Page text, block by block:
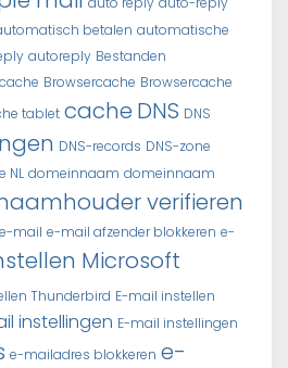
betalen automatische
autoreply Bestanden
Browsercache Browsercache
tablet cache DNS DNS
DNS-records DNS-zone
NL domeinnaam domeinnaam
verifieren
e-mail e-mail afzender blokkeren e-
Microsoft
Thunderbird E-mail instellen
instellingen E-mail instellingen
e-mailadres blokkeren e-